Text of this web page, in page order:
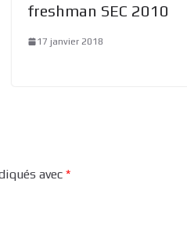
freshman SEC 2010
17 janvier 2018
avec *